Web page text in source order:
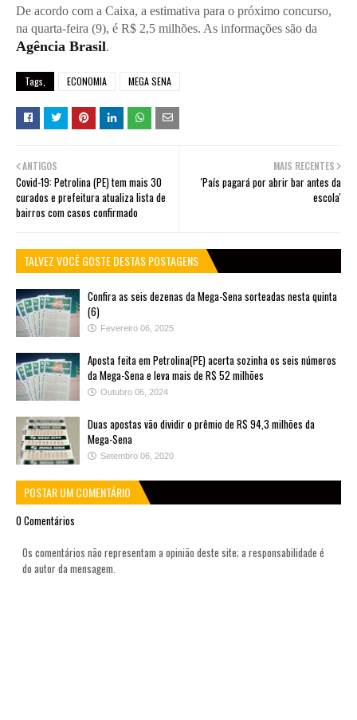
De acordo com a Caixa, a estimativa para o próximo concurso,
na quarta-feira (9), é R$ 2,5 milhões. As informações são da
Agência Brasil.
Tags, ECONOMIA MEGA SENA
MAIS RECENTES
'País pagará por abrir bar antes da
escola'
ANTIGOS
Covid-19: Petrolina (PE) tem mais 30
curados e prefeitura atualiza lista de
bairros com casos confirmado
TALVEZ VOCÊ GOSTE DESTAS POSTAGENS
Confira as seis dezenas da Mega-Sena sorteadas nesta quinta
(6)
Fevereiro 06, 2025
Aposta feita em Petrolina(PE) acerta sozinha os seis números
da Mega-Sena e leva mais de R$ 52 milhões
Outubro 06, 2024
Duas apostas vão dividir o prêmio de R$ 94,3 milhões da
Mega-Sena
Setembro 06, 2020
POSTAR UM COMENTÁRIO
0 Comentários
Os comentários não representam a opinião deste site; a responsabilidade é
do autor da mensagem.